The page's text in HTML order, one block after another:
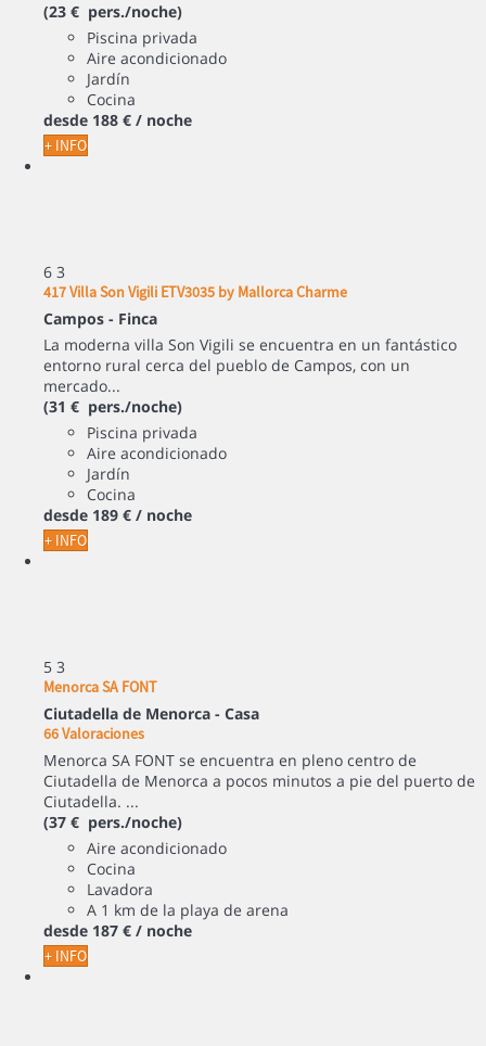
(23 € pers./noche)
Piscina privada
Aire acondicionado
Jardín
Cocina
desde 188 € / noche
+ INFO
6 3
417 Villa Son Vigili ETV3035 by Mallorca Charme
Campos - Finca
La moderna villa Son Vigili se encuentra en un fantástico
entorno rural cerca del pueblo de Campos, con un
mercado...
(31 € pers./noche)
Piscina privada
Aire acondicionado
Jardín
Cocina
desde 189 € / noche
+ INFO
5 3
Menorca SA FONT
Ciutadella de Menorca - Casa
66 Valoraciones
Menorca SA FONT se encuentra en pleno centro de
Ciutadella de Menorca a pocos minutos a pie del puerto de
Ciutadella. ...
(37 € pers./noche)
Aire acondicionado
Cocina
Lavadora
A 1 km de la playa de arena
desde 187 € / noche
+ INFO